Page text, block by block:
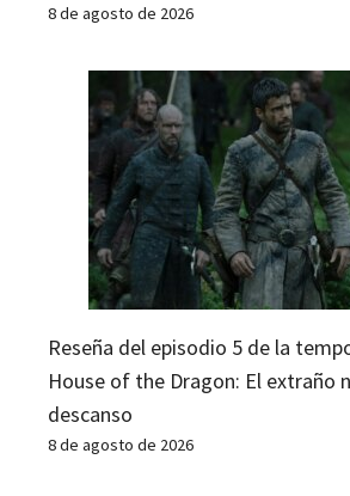
8 de agosto de 2026
Reseña del episodio 5 de la
House of the Dragon: El extraño
descanso
8 de agosto de 2026